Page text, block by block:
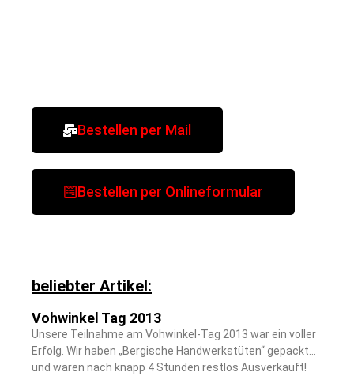
Bestellen per Mail
Bestellen per Onlineformular
beliebter Artikel:
Vohwinkel Tag 2013
Unsere Teilnahme am Vohwinkel-Tag 2013 war ein voller
Erfolg. Wir haben „Bergische Handwerkstüten“ gepackt…
und waren nach knapp 4 Stunden restlos Ausverkauft!